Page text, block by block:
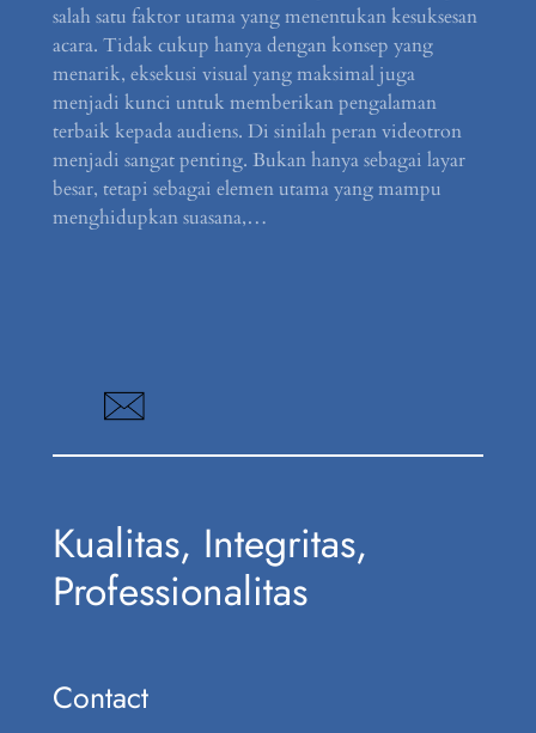
salah satu faktor utama yang menentukan kesuksesan
acara. Tidak cukup hanya dengan konsep yang
menarik, eksekusi visual yang maksimal juga
menjadi kunci untuk memberikan pengalaman
terbaik kepada audiens. Di sinilah peran videotron
menjadi sangat penting. Bukan hanya sebagai layar
besar, tetapi sebagai elemen utama yang mampu
menghidupkan suasana,…
Kualitas, Integritas,
Professionalitas
Contact